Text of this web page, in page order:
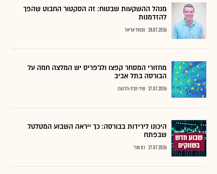
מנהל ההשקעות שבטוח: זה הסקטור החבוט שהפך
להזדמנות
28.07.2026 נתנאל אריאל
מחזורי המסחר קפצו ולג'פריס יש המלצה חמה על
הבורסה בתל אביב
27.07.2026 שירי חביב-ולדהורן
היכונו לירידות בבורסה: כך ייראה השבוע המטלטל
שבפתח
27.07.2026 רם מורי